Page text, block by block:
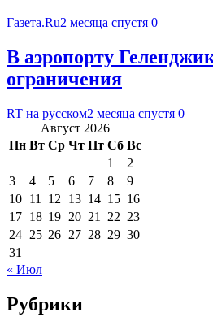
Газета.Ru2 месяца спустя 0
В аэропорту
ограничения
RT на русском2 месяца спустя 0
Август 2026
Пн Вт Ср Чт Пт Сб Вс
1
2
3
4 5 6 7 8
9
10 11 12 13 14 15 16
17 18 19 20 21 22 23
24 25 26 27 28 29 30
31
« Июл
Рубрики